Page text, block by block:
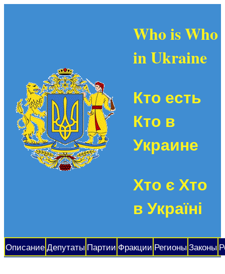
Who is Who
in Ukraine
Кто есть
Кто в
Украине
Хто є Хто
в Україні
Описание Депутаты Партии Фракции Регионы Законы